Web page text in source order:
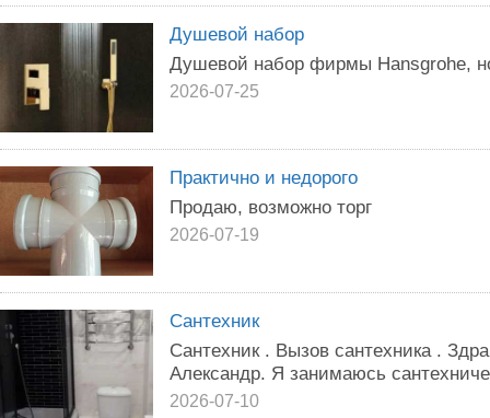
Душевой набор
Душевой набор фирмы Hansgrohe,
2026-07-25
Практично и недорого
Продаю, возможно торг
2026-07-19
Сантехник
Сантехник . Вызов сантехника .
Александр. Я занимаюсь
2026-07-10